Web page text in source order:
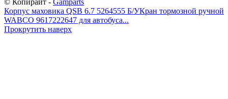
Корпус маховика QSB 6.7 5264555 Б/УКран тормозной ручной
WABCO 9617222647 для автобуса...
Прокрутить наверх